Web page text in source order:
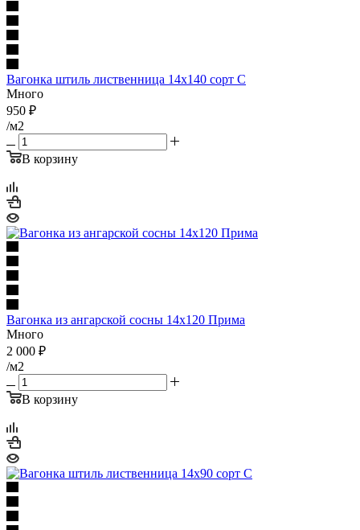
Вагонка штиль лиственница 14х140 cорт С
Много
950 ₽
/м2
В корзину
Вагонка из ангарской сосны 14х120 Прима
Много
2 000 ₽
/м2
В корзину